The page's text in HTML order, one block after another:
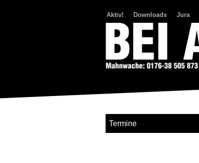
Aktiv! Downloads Jura
Termine